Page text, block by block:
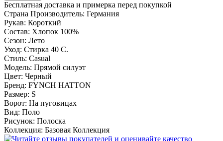
Бесплатная доставка и примерка перед покупкой
Страна Производитель: Германия
Рукав: Короткий
Состав: Хлопок 100%
Сезон: Лето
Уход: Стирка 40 С.
Стиль: Casual
Модель: Прямой силуэт
Цвет: Черный
Бренд: FYNCH HATTON
Размер: S
Ворот: На пуговицах
Вид: Поло
Рисунок: Полоска
Коллекция: Базовая Коллекция